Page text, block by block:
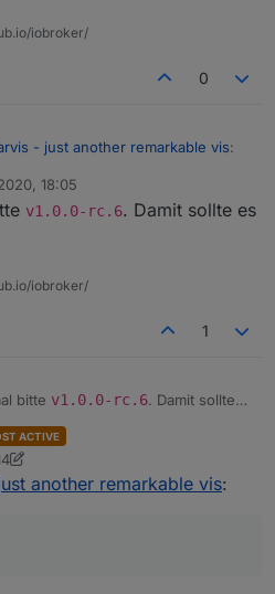
ich gleich mal in meine Doku.
iobroker/
0
- just another remarkable vis:
veraltet. Wo steht das? Das
ioBroker.jarvis/wiki
wie in Deinem Video kommt nicht
18:05
v1.0.0-rc.6. Damit sollte es
iobroker/
1
bitte v1.0.0-rc.6. Damit sollte
ACTIVE
another remarkable vis: